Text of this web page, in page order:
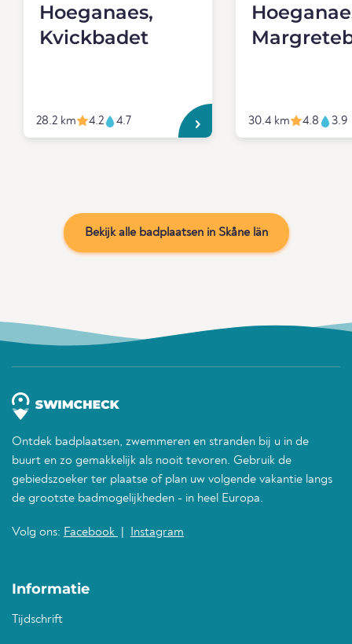
Hoeganaes,
Kvickbadet
28.2 km 4.2 4.7 30.4 km 4.8 3.9
Bekijk alle badplaatsen in Skåne län
Ontdek badplaatsen, zwemmeren en stranden bij u in de
buurt en zo gemakkelijk als nooit tevoren. Gebruik de
gebiedszoeker ter plaatse of plan uw volgende vakantie langs
de grootste badmogelijkheden - in heel Europa.
Volg ons: Facebook Instagram
Informatie
Tijdschrift